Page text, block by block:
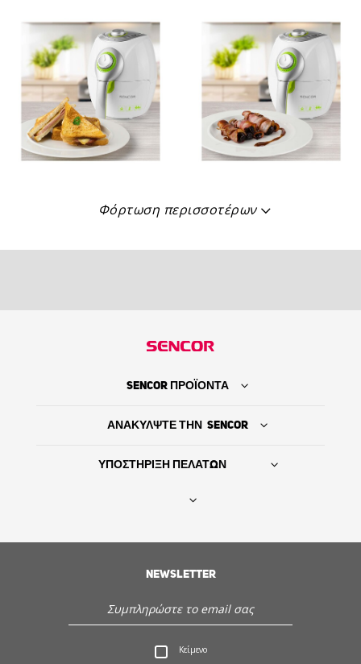
Εξυπηρέτηση - Υποστήριξη πελατών
Ανακαλύψτε την Sencor
Φόρτωση περισσοτέρων
SENCOR ΠΡΟΪΟΝΤΑ
ΑΝΑΚΥΛΨΤΕ ΤΗΝ SENCOR
ΥΠΟΣΤΗΡΙΞΗ ΠΕΛΑΤΩΝ
NEWSLETTER
Κείμενο